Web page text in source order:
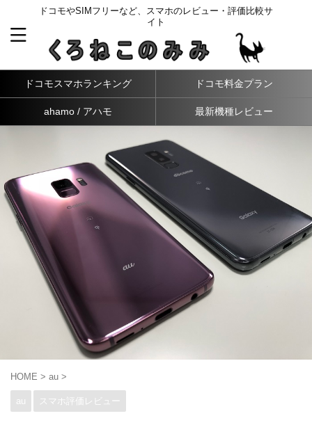
ドコモやSIMフリーなど、スマホのレビュー・評価比較サ
イト
ドコモスマホランキング ドコモ料金プラン
ahamo / アハモ 最新機種レビュー
HOME > au >
au スマホ評価レビュー